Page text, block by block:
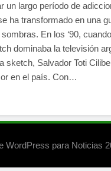
un largo período de
ha transformado en una
En los ‘90,
dominaba la televisión
sketch, Salvador Toti
en el país. Con…
WordPress para Noticias